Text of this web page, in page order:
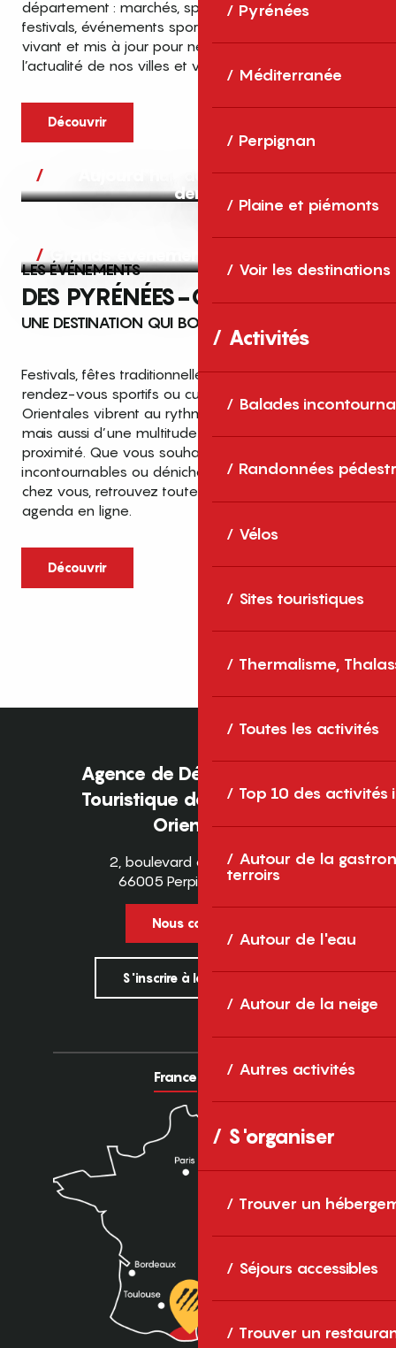
Pyrénées
Méditerranée
Perpignan
Plaine et piémonts
Voir les destinations
Activités
Balades
Randonnées
Vélos
Sites touristiques
Thermalisme,
Toutes les activités
Top 10 des activités
Autour de la
terroirs
Autour de l'eau
Autour de la neige
Autres activités
S'organiser
Trouver un
Séjours accessibles
Trouver un
département : marchés, spectacles, expositions,
festivals, événements sportifs et culturels… un agenda
vivant et mis à jour pour ne rien manquer de
l’actualité de nos villes et villages.
Découvrir
Aujourd’hui, demain et après-
demain
Grands événements
LES ÉVÉNEMENTS
DES PYRÉNÉES-ORIENTALES
UNE DESTINATION QUI BOUGE TOUTE L’ANNÉE
Festivals, fêtes traditionnelles, concerts, expositions,
rendez-vous sportifs ou culturels… les Pyrénées-
Orientales vibrent au rythme de grands temps forts
mais aussi d’une multitude d’événements de
proximité. Que vous souhaitiez vivre les
incontournables ou dénicher des sorties près de
chez vous, retrouvez toutes les infos dans notre
agenda en ligne.
Découvrir
Top des événements et sorties
en famille
cet été dans les Pyrénées-Orientales
Entre mer Méditerranée, villages de
caractère et grands espaces naturels, les
Pyrénées-Orientales sont une destination
idéale pour partager des moments en
famille tout au long...
Agence de Développement
Touristique des Pyrénées-
Orientales
2, boulevard des Pyrénées
66005 Perpignan Cedex
Nous contacter
S'inscrire à la newsletter
France Europe